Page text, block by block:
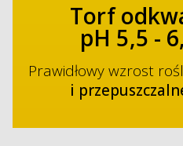
Torf
pH 5,5 -
Prawidłowy wzrost
i